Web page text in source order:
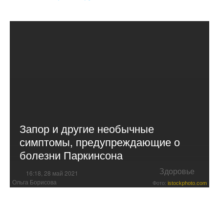
Запор и другие необычные
симптомы, предупреждающие о
болезни Паркинсона
16:18, 28 май 2021 Здоровье
Ольга Борисова Фото: istockphoto.com